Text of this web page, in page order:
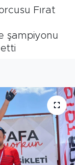
Fırat
şampiyonu